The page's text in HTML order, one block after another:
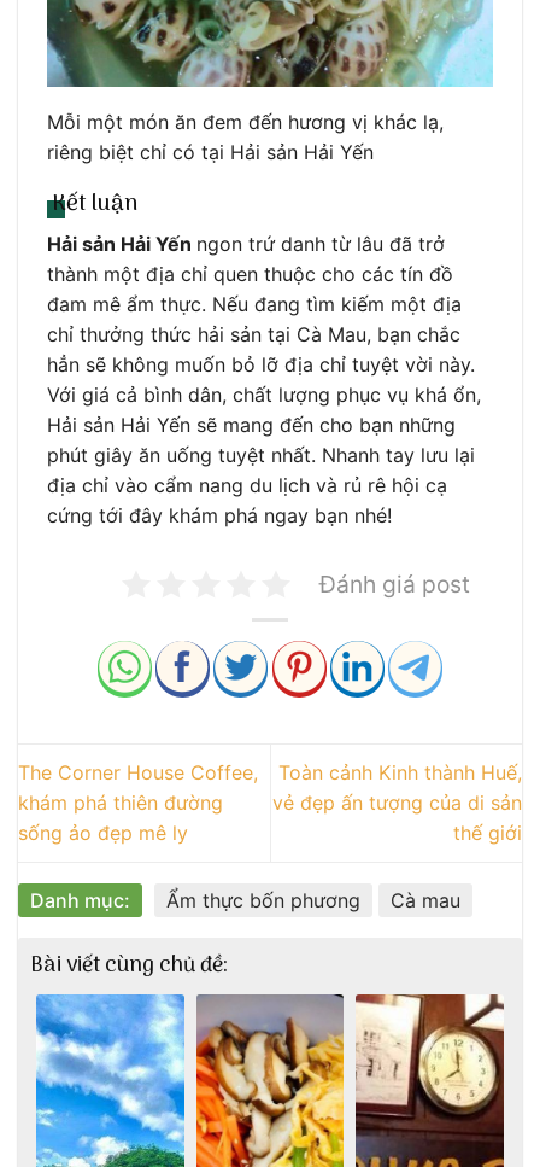
Mỗi một món ăn đem đến hương vị khác lạ,
riêng biệt chỉ có tại Hải sản Hải Yến
Kết luận
Hải sản Hải Yến ngon trứ danh từ lâu đã trở
thành một địa chỉ quen thuộc cho các tín đồ
đam mê ẩm thực. Nếu đang tìm kiếm một địa
chỉ thưởng thức hải sản tại Cà Mau, bạn chắc
hẳn sẽ không muốn bỏ lỡ địa chỉ tuyệt vời này.
Với giá cả bình dân, chất lượng phục vụ khá ổn,
Hải sản Hải Yến sẽ mang đến cho bạn những
phút giây ăn uống tuyệt nhất. Nhanh tay lưu lại
địa chỉ vào cẩm nang du lịch và rủ rê hội cạ
cứng tới đây khám phá ngay bạn nhé!
Đánh giá post
The Corner House Coffee,
khám phá thiên đường
sống ảo đẹp mê ly
Toàn cảnh Kinh thành Huế,
vẻ đẹp ấn tượng của di sản
thế giới
Danh mục: Ẩm thực bốn phương Cà mau
Bài viết cùng chủ đề: